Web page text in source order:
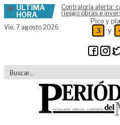
Skip to content
ÚLTIMA
HORA
Contraloría alerta:
riesgo obras e
Vie, 7 agosto 2026
Pico y
3 y